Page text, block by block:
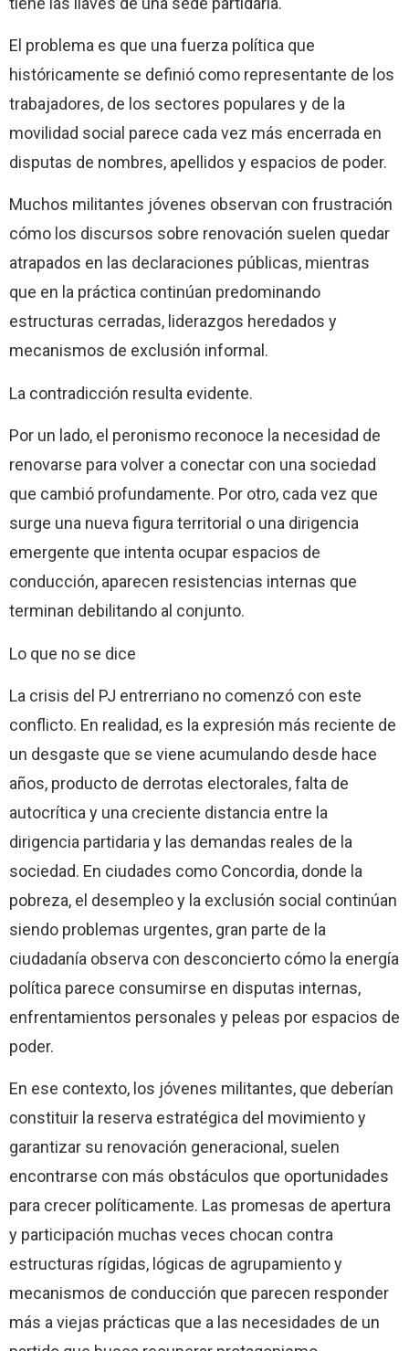
El problema es que una fuerza política que
históricamente se definió como representante de los
trabajadores, de los sectores populares y de la
movilidad social parece cada vez más encerrada en
disputas de nombres, apellidos y espacios de poder.
Muchos militantes jóvenes observan con frustración
cómo los discursos sobre renovación suelen quedar
atrapados en las declaraciones públicas, mientras
que en la práctica continúan predominando
estructuras cerradas, liderazgos heredados y
mecanismos de exclusión informal.
La contradicción resulta evidente.
Por un lado, el peronismo reconoce la necesidad de
renovarse para volver a conectar con una sociedad
que cambió profundamente. Por otro, cada vez que
surge una nueva figura territorial o una dirigencia
emergente que intenta ocupar espacios de
conducción, aparecen resistencias internas que
terminan debilitando al conjunto.
Lo que no se dice
La crisis del PJ entrerriano no comenzó con este
conflicto. En realidad, es la expresión más reciente de
un desgaste que se viene acumulando desde hace
años, producto de derrotas electorales, falta de
autocrítica y una creciente distancia entre la
dirigencia partidaria y las demandas reales de la
sociedad. En ciudades como Concordia, donde la
pobreza, el desempleo y la exclusión social continúan
siendo problemas urgentes, gran parte de la
ciudadanía observa con desconcierto cómo la energía
política parece consumirse en disputas internas,
enfrentamientos personales y peleas por espacios de
poder.
En ese contexto, los jóvenes militantes, que deberían
constituir la reserva estratégica del movimiento y
garantizar su renovación generacional, suelen
encontrarse con más obstáculos que oportunidades
para crecer políticamente. Las promesas de apertura
y participación muchas veces chocan contra
estructuras rígidas, lógicas de agrupamiento y
mecanismos de conducción que parecen responder
más a viejas prácticas que a las necesidades de un